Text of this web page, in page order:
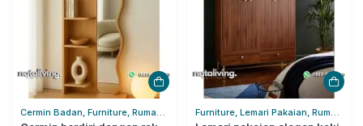
Cermin Badan, Furniture, Rumah
Furniture, Lemari Pakaian, Rumah